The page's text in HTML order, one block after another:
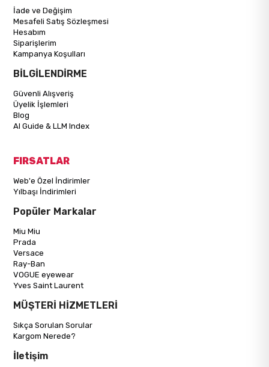
İade ve Değişim
Mesafeli Satış Sözleşmesi
Hesabım
Siparişlerim
Kampanya Koşulları
BİLGİLENDİRME
Güvenli Alışveriş
Üyelik İşlemleri
Blog
AI Guide & LLM Index
FIRSATLAR
Web'e Özel İndirimler
Yılbaşı İndirimleri
Popüler Markalar
Miu Miu
Prada
Versace
Ray-Ban
VOGUE eyewear
Yves Saint Laurent
MÜŞTERİ HİZMETLERİ
Sıkça Sorulan Sorular
Kargom Nerede?
İletişim